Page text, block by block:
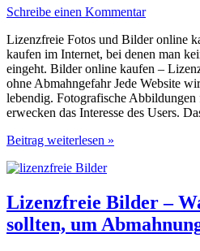
die
Schreibe einen Kommentar
Lizenzfreie Fotos und Bilder online
kaufen im Internet, bei denen man
eingeht. Bilder online kaufen –
ohne Abmahngefahr Jede Website
lebendig. Fotografische Abbildungen
erwecken das Interesse des Users.
Bilder
kaufen
Lizenzfreie
Fotos
günstig
Beitrag weiterlesen »
Lizenzfreie Bilder –
sollten, um